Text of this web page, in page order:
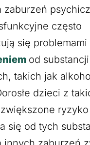
zaburzeń
często
się
od substancji
takich jak
dzieci z
ryzyko
się od tych